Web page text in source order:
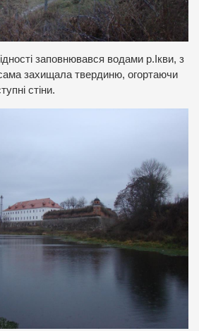
заповнювався водами р.Ікви, з
захищала твердиню, огортаючи
стіни.